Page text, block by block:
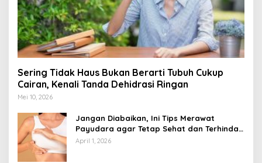
Sering Tidak Haus Bukan Berarti Tubuh Cukup
Cairan, Kenali Tanda Dehidrasi Ringan
Mei 10, 2026
Jangan Diabaikan, Ini Tips Merawat
Payudara agar Tetap Sehat dan Terhindar
dari Risiko Penyakit
April 1, 2026